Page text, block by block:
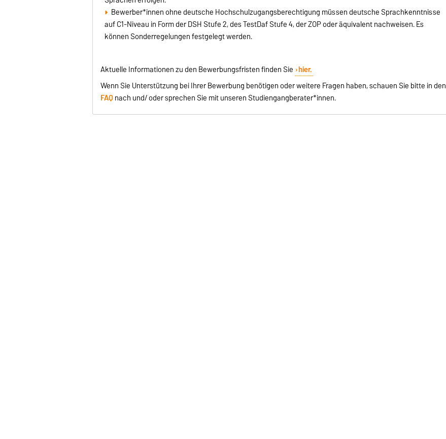
Bewerber*innen ohne deutsche Hochschulzugangsberechtigung müssen deutsche Sprachkenntnisse
auf C1-Niveau in Form der DSH Stufe 2, des TestDaf Stufe 4, der ZOP oder äquivalent nachweisen. Es
können Sonderregelungen festgelegt werden.
Aktuelle Informationen zu den Bewerbungsfristen finden Sie hier.
Wenn Sie Unterstützung bei Ihrer Bewerbung benötigen oder weitere Fragen haben, schauen Sie bitte in den
FAQnach und/ oder sprechen Sie mit unseren Studiengangberater*innen.